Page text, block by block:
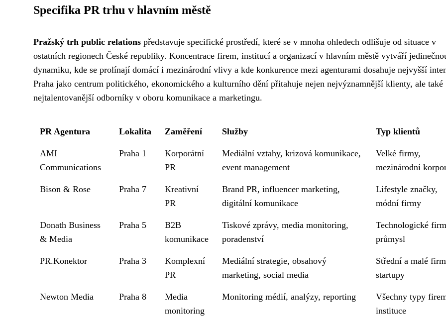
Specifika PR trhu v hlavním městě
Pražský trh public relations představuje specifické prostředí, které se v mnoha ohledech odlišuje od situace v
ostatních regionech České republiky. Koncentrace firem, institucí a organizací v hlavním městě vytváří
dynamiku, kde se prolínají domácí i mezinárodní vlivy a kde konkurence mezi agenturami dosahuje nejvyšší
Praha jako centrum politického, ekonomického a kulturního dění přitahuje nejen nejvýznamnější klienty, ale také
nejtalentovanější odborníky v oboru komunikace a marketingu.
PR Agentura Lokalita Zaměření Služby Typ klientů
AMI
Communications
Praha 1
Korporátní
PR
Mediální vztahy, krizová komunikace,
event management
Velké firmy,
mezinárodní
Bison & Rose Praha 7
Kreativní
PR
Brand PR, influencer marketing,
digitální komunikace
Lifestyle značky,
módní firmy
Donath Business
& Media
Praha 5
B2B
komunikace
Tiskové zprávy, media monitoring,
poradenství
Technologické
průmysl
PR.Konektor Praha 3
Komplexní
PR
Mediální strategie, obsahový
marketing, social media
Střední a malé
startupy
Newton Media Praha 8
Media
monitoring
Monitoring médií, analýzy, reporting
Všechny typy
instituce